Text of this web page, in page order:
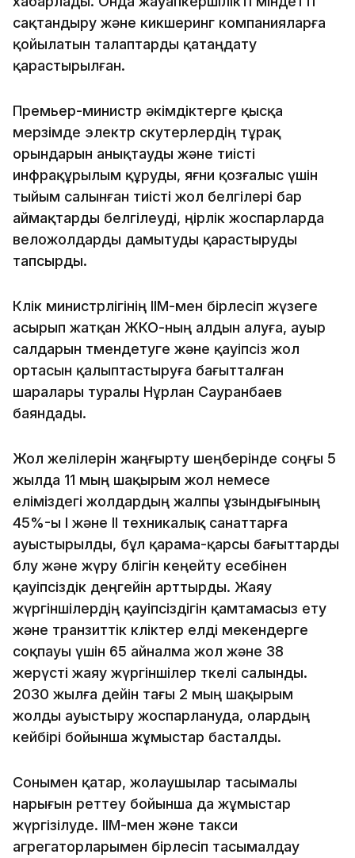
сақтандыру және кикшеринг компанияларға
қойылатын талаптарды қатаңдату
қарастырылған.
Премьер-министр әкімдіктерге қысқа
мерзімде электр скутерлердің тұрақ
орындарын анықтауды және тиісті
инфрақұрылым құруды, яғни қозғалыс үшін
тыйым салынған тиісті жол белгілері бар
аймақтарды белгілеуді, өңірлік жоспарларда
веложолдарды дамытуды қарастыруды
тапсырды.
Көлік министрлігінің ІІМ-мен бірлесіп жүзеге
асырып жатқан ЖКО-ның алдын алуға, ауыр
салдарын төмендетуге және қауіпсіз жол
ортасын қалыптастыруға бағытталған
шаралары туралы Нұрлан Сауранбаев
баяндады.
Жол желілерін жаңғырту шеңберінде соңғы 5
жылда 11 мың шақырым жол немесе
еліміздегі жолдардың жалпы ұзындығының
45%-ы I және II техникалық санаттарға
ауыстырылды, бұл қарама-қарсы бағыттарды
бөлу және жүру бөлігін кеңейту есебінен
қауіпсіздік деңгейін арттырды. Жаяу
жүргіншілердің қауіпсіздігін қамтамасыз ету
және транзиттік көліктер елді мекендерге
соқпауы үшін 65 айналма жол және 38
жерүсті жаяу жүргіншілер өткелі салынды.
2030 жылға дейін тағы 2 мың шақырым
жолды ауыстыру жоспарлануда, олардың
кейбірі бойынша жұмыстар басталды.
Сонымен қатар, жолаушылар тасымалы
нарығын реттеу бойынша да жұмыстар
жүргізілуде. ІІМ-мен және такси
агрегаторларымен бірлесіп тасымалдау